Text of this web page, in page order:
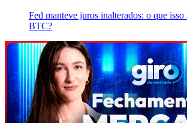
Fed manteve juros inalterados: o que
BTC?